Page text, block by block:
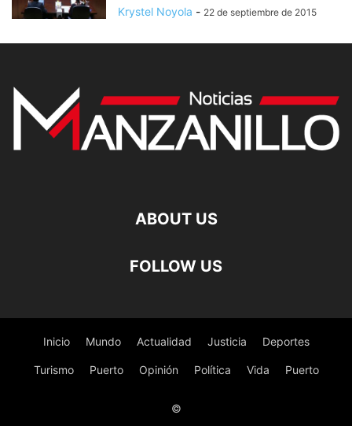
Krystel Noyola - 22 de septiembre de 2015
ABOUT US
FOLLOW US
Inicio Mundo Actualidad Justicia Deportes
Turismo Puerto Opinión Política Vida Puerto
©